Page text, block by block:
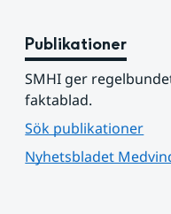
Publikationer
SMHI ger
faktablad.
Sök publikationer
Nyhetsbladet